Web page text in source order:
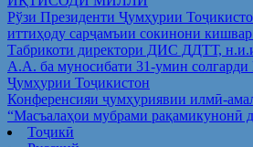
Рўзи Президенти Ҷумҳурии
иттиҳоду сарҷамъии сокинони кишвар
Табрикоти директори ДИС ДДТТ,
А.А. ба муносибати 31-умин солгарди
Ҷумҳурии Тоҷикистон
Конференсияи ҷумҳуриявии илмӣ-
“Масъалаҳои мубрами рақамикунонӣ
Тоҷикӣ